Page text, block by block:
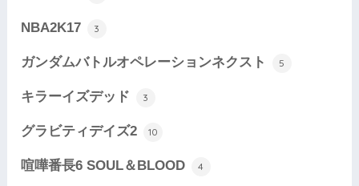
NBA2K17 3
ガンダムバトルオペレーションネクスト 5
キラーイズデッド 3
グラビティデイズ2 10
喧嘩番長6 SOUL＆BLOOD 4